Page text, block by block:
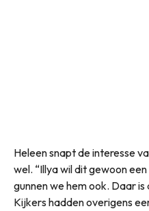
Heleen snapt de interesse
wel. “Illya wil dit gewoon
gunnen we hem ook. Daar
Kijkers hadden overigens